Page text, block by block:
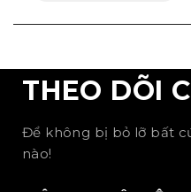
THEO DÕI
Để không bị bỏ lỡ bất
nào!